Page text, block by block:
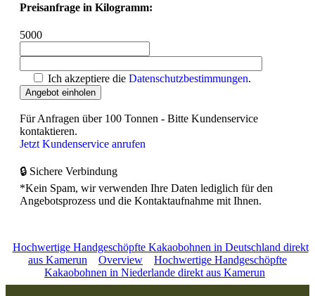
Preisanfrage in Kilogramm:
5000
Ich akzeptiere die Datenschutzbestimmungen.
Für Anfragen über 100 Tonnen - Bitte Kundenservice
kontaktieren.
Jetzt Kundenservice anrufen
🔒 Sichere Verbindung
*Kein Spam, wir verwenden Ihre Daten lediglich für den
Angebotsprozess und die Kontaktaufnahme mit Ihnen.
Hochwertige Handgeschöpfte Kakaobohnen in Deutschland direkt
aus Kamerun
Overview
Hochwertige Handgeschöpfte
Kakaobohnen in Niederlande direkt aus Kamerun